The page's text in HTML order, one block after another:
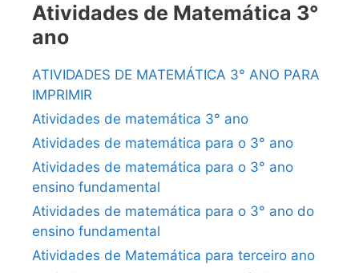
Atividades de Matemática 3°
ano
ATIVIDADES DE MATEMÁTICA 3° ANO PARA
IMPRIMIR
Atividades de matemática 3° ano
Atividades de matemática para o 3° ano
Atividades de matemática para o 3° ano
ensino fundamental
Atividades de matemática para o 3° ano do
ensino fundamental
Atividades de Matemática para terceiro ano